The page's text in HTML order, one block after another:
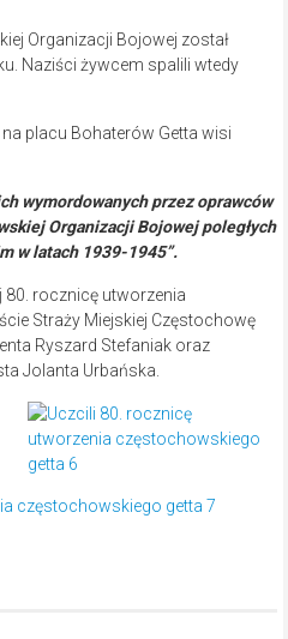
Organizacji Bojowej został
Naziści żywcem spalili wtedy
placu Bohaterów Getta wisi
wymordowanych przez oprawców
Organizacji Bojowej poległych
w latach 1939-1945”.
rocznicę utworzenia
Straży Miejskiej Częstochowę
Ryszard Stefaniak oraz
Jolanta Urbańska.